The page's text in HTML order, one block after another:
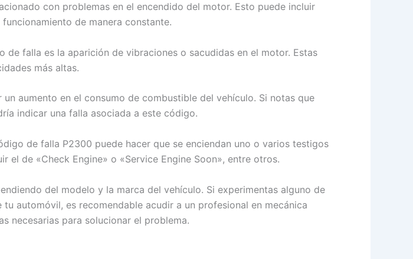
con problemas en el encendido del motor. Esto puede incluir
de manera constante.
falla es la aparición de vibraciones o sacudidas en el motor. Estas
más altas.
aumento en el consumo de combustible del vehículo. Si notas que
indicar una falla asociada a este código.
de falla P2300 puede hacer que se enciendan uno o varios testigos
de «Check Engine» o «Service Engine Soon», entre otros.
del modelo y la marca del vehículo. Si experimentas alguno de
automóvil, es recomendable acudir a un profesional en mecánica
necesarias para solucionar el problema.